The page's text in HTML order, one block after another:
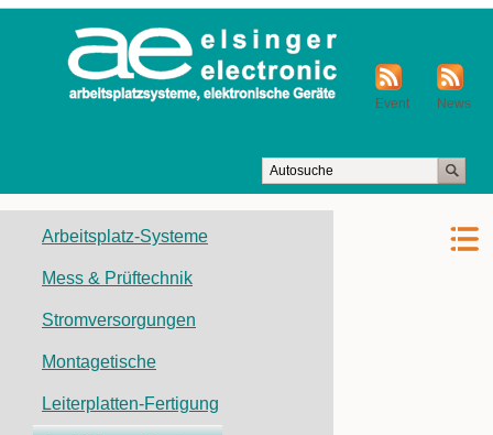
News
Event
überspringen
Arbeitsplatz-Systeme
Mess & Prüftechnik
Stromversorgungen
Montagetische
Leiterplatten-Fertigung